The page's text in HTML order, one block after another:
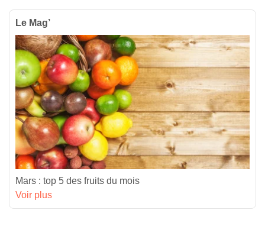
Le Mag’
Mars : top 5 des fruits du mois
Voir plus